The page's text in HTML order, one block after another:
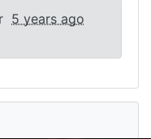
5 years ago